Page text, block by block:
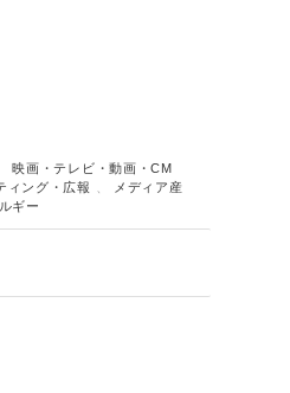
、映画・テレビ・動画・CM
ィング・広報
メディア産
ギー